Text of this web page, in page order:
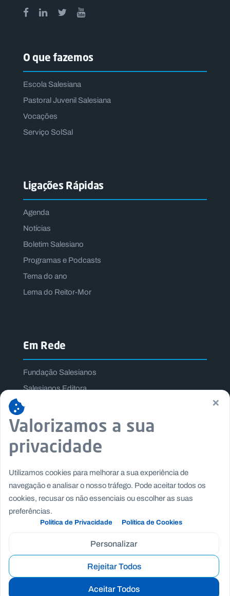
O que fazemos
Escola Salesiana
Pastoral Juvenil Salesiana
Vocações
Serviço SolSal
Ligações Rápidas
Agenda
Notícias
Boletim Salesiano
Programas e Podcasts
Tema do ano
Lema do Reitor-Mor
Em Rede
Fundação Salesianos
Salesianos Editora
Família Salesiana
Missão Dom Bosco
Copyright © Fundação Salesianos
Politica de Cookies |Termos e Condições
×
Valorizamos a sua
privacidade
Utilizamos cookies para melhorar a sua experiência de
navegação e analisar o nosso tráfego. Pode aceitar todos os
cookies, recusar os não essenciais ou escolher as suas
preferências.
Política de Privacidade Política de Cookies
Personalizar
Rejeitar Todos
Aceitar Todos